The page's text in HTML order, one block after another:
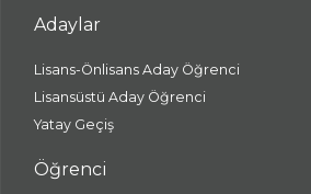
Adaylar
Lisans-Önlisans Aday Öğrenci
Lisansüstü Aday Öğrenci
Yatay Geçiş
Öğrenci